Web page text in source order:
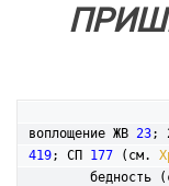
воплощение ЖВ 23;
419; СП 177 (см.
бедность